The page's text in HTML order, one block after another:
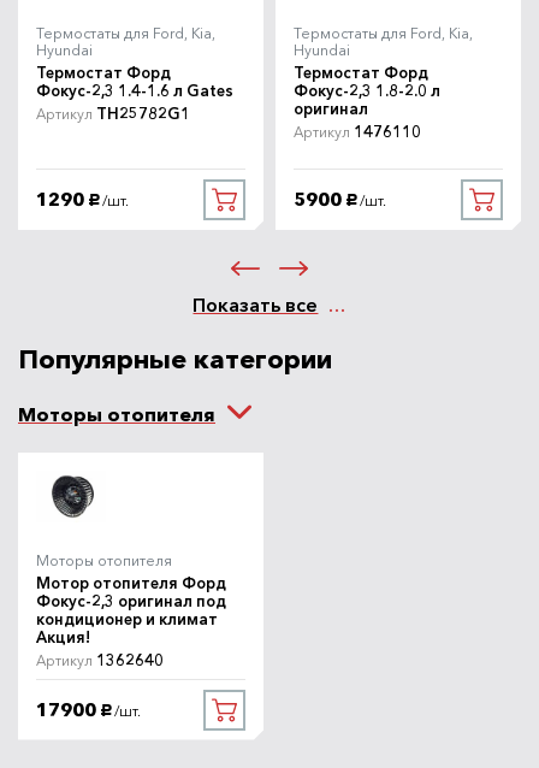
Термостаты для Ford, Kia,
Hyundai
Термостат Форд
Фокус-2,3 1.4-1.6 л Gates
Артикул TH25782G1
1290 руб. /шт.
Термостаты для Ford, Kia,
Hyundai
Термостат Форд
Фокус-2,3 1.8-2.0 л
оригинал
Артикул 1476110
5900 руб. /шт.
Показать все
Популярные категории
Моторы отопителя
Моторы отопителя
Мотор отопителя Форд
Фокус-2,3 оригинал под
кондиционер и климат
Акция!
Артикул 1362640
17900 руб. /шт.